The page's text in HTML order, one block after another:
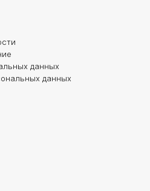
данных
данных